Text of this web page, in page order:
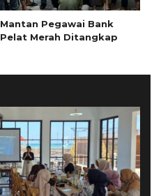
Mantan Pegawai Bank
Pelat Merah Ditangkap